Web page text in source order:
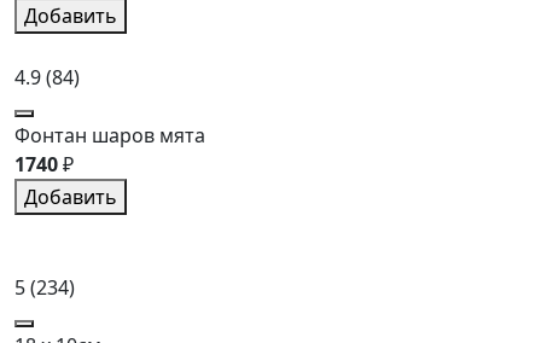
Добавить
4.9(84)
Фонтан шаров мята
1740₽
Добавить
5(234)